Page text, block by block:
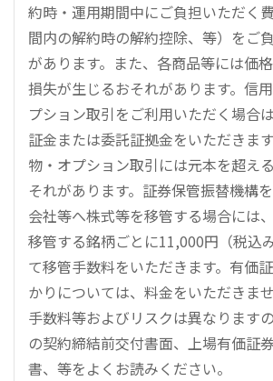
約時・運用期間中にご負担いただく
間内の解約時の解約控除、等）をご
があります。また、各商品等には価
損失が生じるおそれがあります。信
プション取引をご利用いただく場合
証金または委託証拠金をいただきま
物・オプション取引には元本を超え
それがあります。証券保管振替機構
会社等へ株式等を移管する場合には
移管する銘柄ごとに11,000円（税込
て移管手数料をいただきます。有価
かりについては、料金をいただきま
手数料等およびリスクは異なります
の契約締結前交付書面、上場有価証
書、等をよくお読みください。